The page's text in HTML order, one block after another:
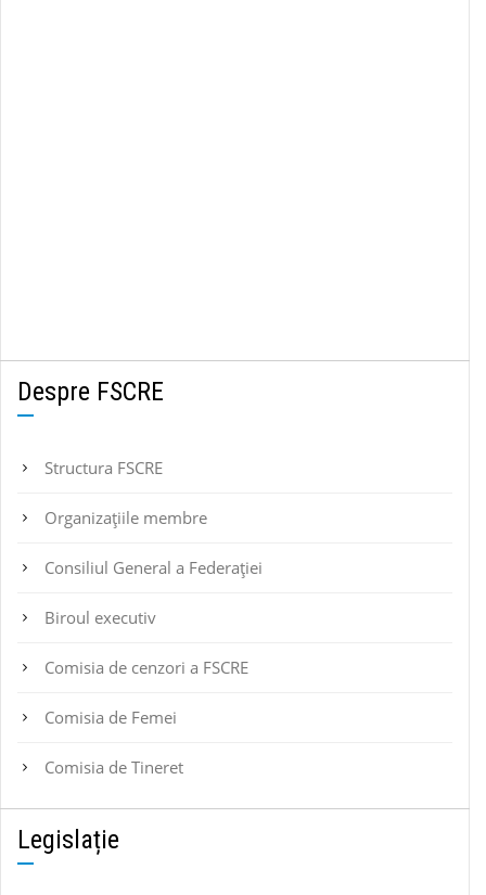
Despre FSCRE
Structura FSCRE
Organizațiile membre
Consiliul General a Federației
Biroul executiv
Comisia de cenzori a FSCRE
Comisia de Femei
Comisia de Tineret
Legislație